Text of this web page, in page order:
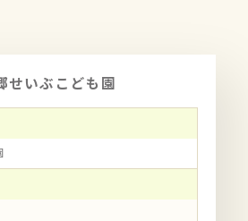
せいぶこども園